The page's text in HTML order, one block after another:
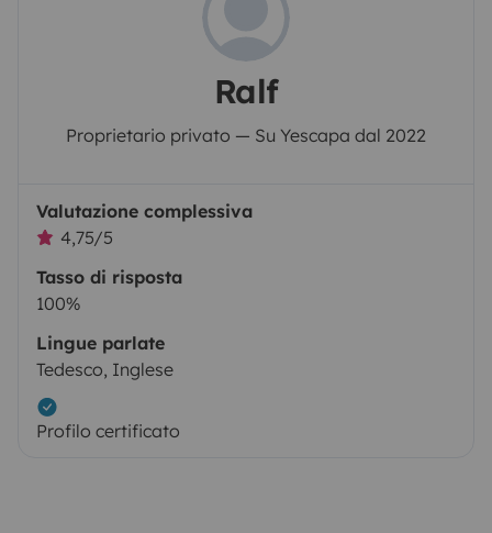
Ralf
Proprietario privato — Su Yescapa dal 2022
Valutazione complessiva
4,75/5
Tasso di risposta
100%
Lingue parlate
Tedesco, Inglese
Profilo certificato